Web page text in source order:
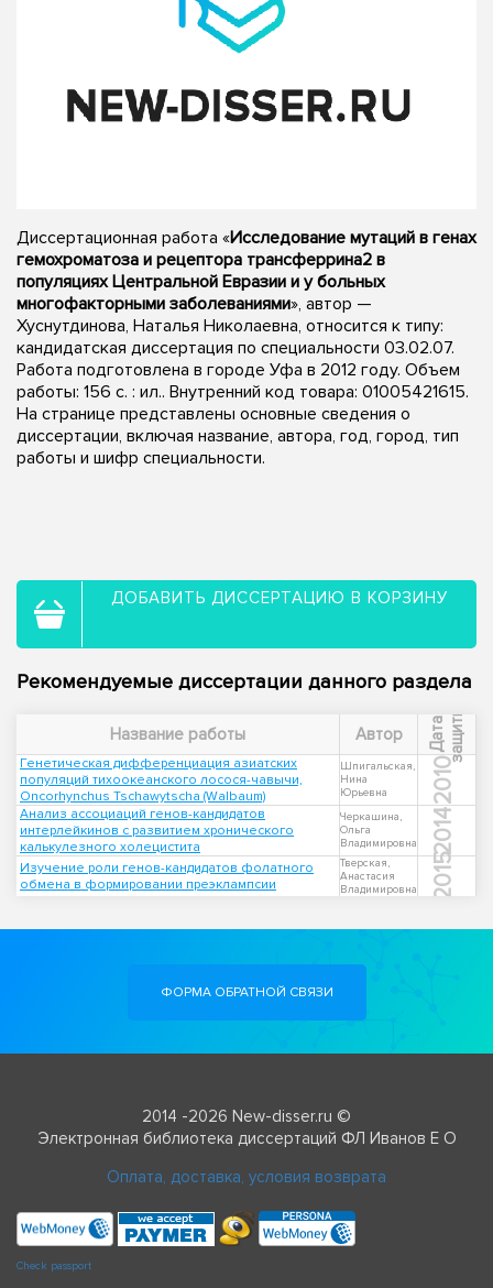
Диссертационная работа «Исследование мутаций в генах
гемохроматоза и рецептора трансферрина2 в
популяциях Центральной Евразии и у больных
многофакторными заболеваниями», автор —
Хуснутдинова, Наталья Николаевна, относится к типу:
кандидатская диссертация по специальности 03.02.07.
Работа подготовлена в городе Уфа в 2012 году. Объем
работы: 156 с. : ил.. Внутренний код товара: 01005421615.
На странице представлены основные сведения о
диссертации, включая название, автора, год, город, тип
работы и шифр специальности.
ДОБАВИТЬ ДИССЕРТАЦИЮ В КОРЗИНУ
Рекомендуемые диссертации данного раздела
Название работы Автор Д
а
т
а
з
а
щ
и
т ы
Генетическая дифференциация азиатских
популяций тихоокеанского лосося-чавычи,
Oncorhynchus Tschawytscha (Walbaum)
Шпигальская,
Нина
Юрьевна
2010
Анализ ассоциаций генов-кандидатов
интерлейкинов с развитием хронического
калькулезного холецистита
Черкашина,
Ольга
Владимировна
2014
Изучение роли генов-кандидатов фолатного
обмена в формировании преэклампсии
Тверская,
Анастасия
Владимировна
2015
ФОРМА ОБРАТНОЙ СВЯЗИ
2014 -2026 New-disser.ru ©
Электронная библиотека диссертаций ФЛ Иванов Е О
Оплата, доставка, условия возврата
Check passport